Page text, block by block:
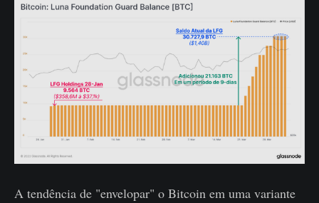
A tendência de "envelopar" o Bitcoin em uma variante